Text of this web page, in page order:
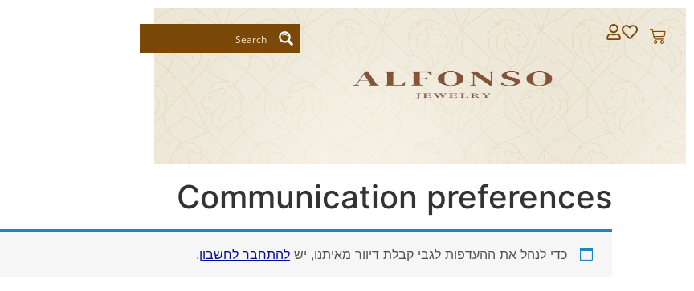
Communication preferences
כדי לנהל את ההעדפות לגבי קבלת דיוור מאיתנו, יש להתחבר לחשבון.